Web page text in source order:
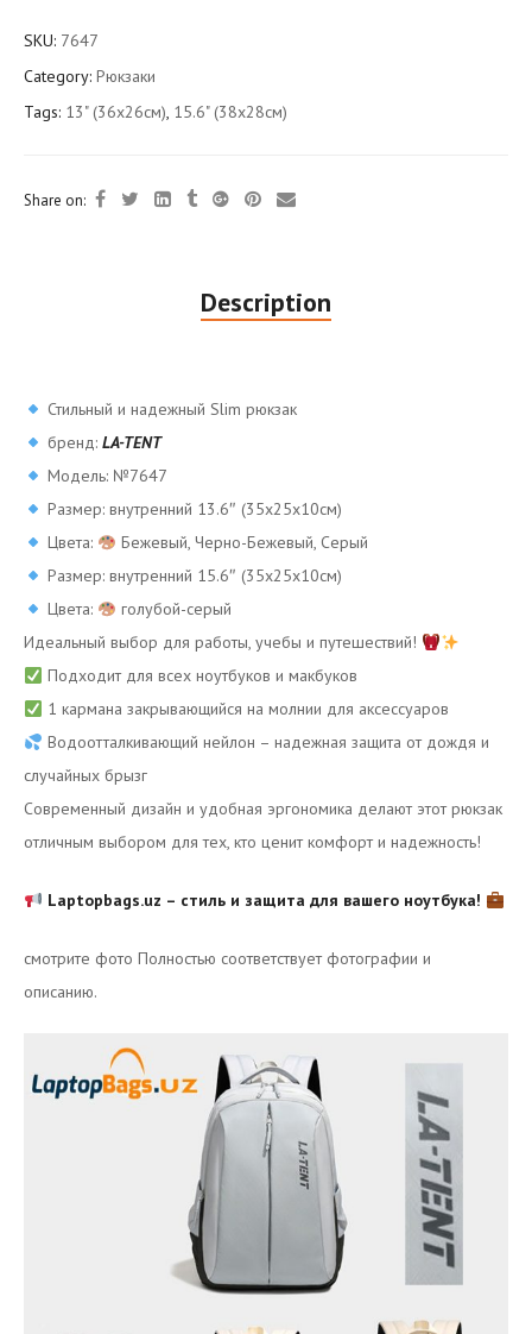
SKU: 7647
Category: Рюкзаки
Tags: 13" (36x26см), 15.6" (38x28см)
Share on:
Description
Стильный и надежный Slim рюкзак
бренд:LA-TENT
Модель: №7647
Размер: внутренний 13.6″ (35x25x10см)
Цвета:
Бежевый, Черно-Бежевый, Серый
Размер: внутренний 15.6″ (35x25x10см)
Цвета:
голубой-серый
Идеальный выбор для работы, учебы и путешествий!
Подходит для всех ноутбуков и макбуков
1 кармана закрывающийся на молнии для аксессуаров
Водоотталкивающий нейлон – надежная защита от дождя и
случайных брызг
Современный дизайн и удобная эргономика делают этот рюкзак
отличным выбором для тех, кто ценит комфорт и надежность!
Laptopbags.uz – стиль и защита для вашего ноутбука!
смотрите фото Полностью соответствует фотографии и
описанию.